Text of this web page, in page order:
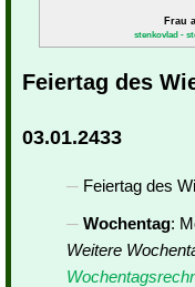
Frau
stenkovlad -
Feiertag des
03.01.2433
Feiertag des
Wochentag:
Weitere